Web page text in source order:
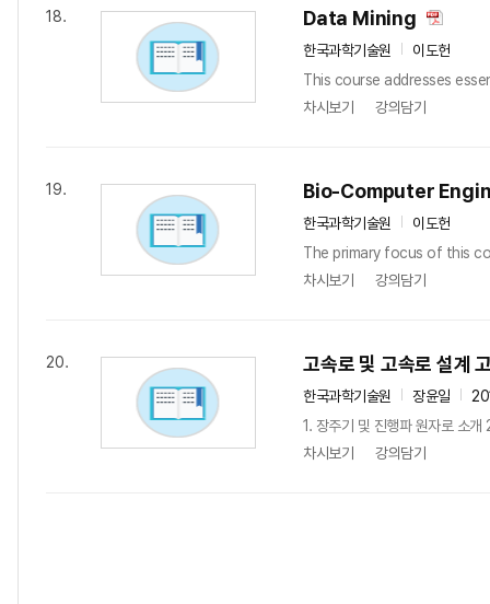
18. Data Mining
한국과학기술원
이도헌
This course addresses
차시보기
강의담기
19. Bio-Computer
한국과학기술원
이도헌
The primary focus of this
차시보기
강의담기
20. 고속로 및 고속로 설계
한국과학기술원 장윤일
1. 장주기 및 진행파 원자로 소
차시보기
강의담기